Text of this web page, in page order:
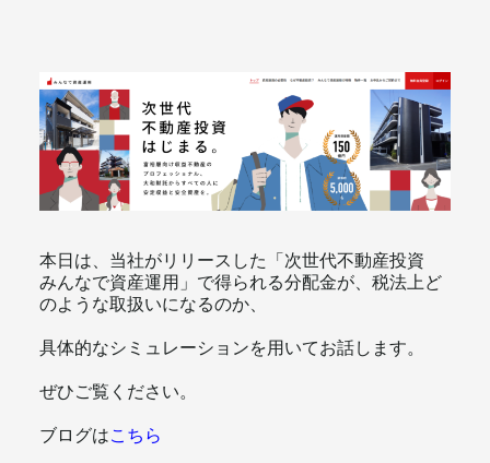
会社情報
代表メッセージ
まずは無料で相談
メールマガジン
本日は、当社がリリースした「次世代不動産投資
みんなで資産運用」で得られる分配金が、税法上ど
のような取扱いになるのか、
具体的なシミュレーションを用いてお話します。
ぜひご覧ください。
ブログはこちら